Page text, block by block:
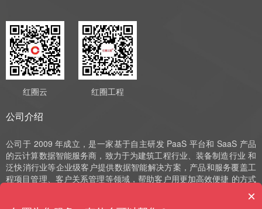
红圈云 红圈工程
公司介绍
公司于 2009 年成立，是一家基于自主研发 PaaS 平台和 SaaS 产品
的云计算数据智能服务商，致力于为建筑工程行业、装备制造行业 和
泛快消行业等企业级客户提供数据智能解决方案，产品和服务覆盖工
程项目管理、客户关系管理等领域，帮助客户用更加高效便捷 的方式
自主研发作为发展的驱动力，并获评国家高新技术企业、中 关村高新
×